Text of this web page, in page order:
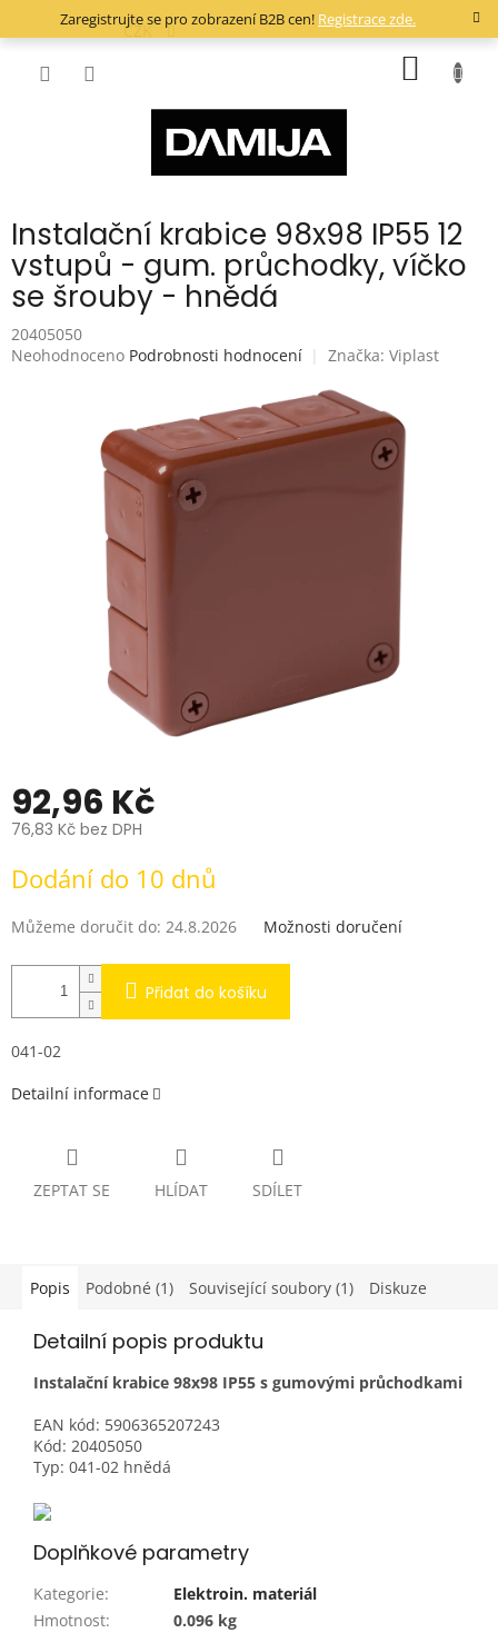
Zaregistrujte se pro zobrazení B2B cen! Registrace zde.
CZK
Instalační krabice 98x98 IP55 12
vstupů - gum. průchodky, víčko
se šrouby - hnědá
20405050
Průměrné
Neohodnoceno Podrobnosti hodnocení Značka: Viplast
92,96 Kč
76,83 Kč bez DPH
cena:
Dodání do 10 dnů
Můžeme doručit do: 24.8.2026 Možnosti doručení
Přidat do košíku
041-02
Detailní informace
ZEPTAT SE HLÍDAT SDÍLET
Popis Podobné (1) Související soubory (1) Diskuze
Detailní popis produktu
Instalační krabice 98x98 IP55 s gumovými průchodkami
EAN kód: 5906365207243
Kód: 20405050
Typ: 041-02 hnědá
Doplňkové parametry
Kategorie:
Elektroin. materiál
Hmotnost:
0.096 kg